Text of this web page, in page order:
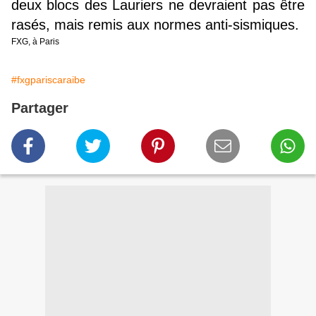
deux blocs des Lauriers ne devraient pas être
rasés, mais remis aux normes anti-sismiques.
FXG, à Paris
#fxgpariscaraibe
Partager